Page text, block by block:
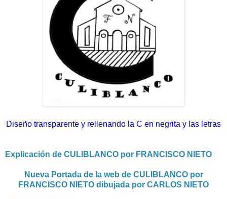
Diseño transparente y rellenando la C en negrita y las letras
Explicación de CULIBLANCO por FRANCISCO NIETO
Nueva Portada de la web de CULIBLANCO por
FRANCISCO NIETO dibujada por CARLOS NIETO